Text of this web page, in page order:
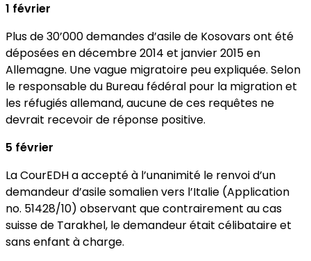
1 février
Plus de 30’000 demandes d’asile de Kosovars ont été
déposées en décembre 2014 et janvier 2015 en
Allemagne. Une vague migratoire peu expliquée. Selon
le responsable du Bureau fédéral pour la migration et
les réfugiés allemand, aucune de ces requêtes ne
devrait recevoir de réponse positive.
5 février
La CourEDH a accepté à l’unanimité le renvoi d’un
demandeur d’asile somalien vers l’Italie (Application
no. 51428/10) observant que contrairement au cas
suisse de Tarakhel, le demandeur était célibataire et
sans enfant à charge.